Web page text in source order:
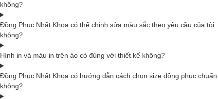
không?
Đồng Phục Nhất Khoa có thể chỉnh sửa màu sắc theo yêu cầu của tôi
không?
Hình in và màu in trên áo có đúng với thiết kế không?
Đồng Phục Nhất Khoa có hướng dẫn cách chọn size đồng phục chuẩn
không?